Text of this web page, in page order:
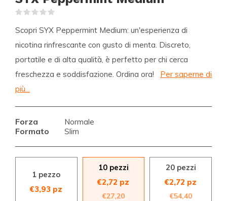
Scopri SYX Peppermint Medium: un'esperienza di
nicotina rinfrescante con gusto di menta. Discreto,
portatile e di alta qualità, è perfetto per chi cerca
freschezza e soddisfazione. Ordina ora!
Per saperne di
più...
Forza Normale
Formato Slim
1 pezzo
€3,93 pz
10 pezzi
€2,72 pz
€27,20
20 pezzi
€2,72 pz
€54,40